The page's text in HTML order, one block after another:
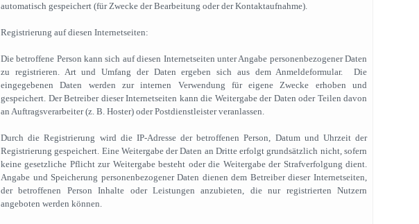
automatisch gespeichert (für Zwecke der Bearbeitung oder der Kontaktaufnahme).
Registrierung auf diesen Internetseiten:
Die betroffene Person kann sich auf diesen Internetseiten unter Angabe personenbezogener Daten
zu registrieren. Art und Umfang der Daten ergeben sich aus dem Anmeldeformular. Die
eingegebenen Daten werden zur internen Verwendung für eigene Zwecke erhoben und
gespeichert. Der Betreiber dieser Internetseiten kann die Weitergabe der Daten oder Teilen davon
an Auftragsverarbeiter (z. B. Hoster) oder Postdienstleister veranlassen.
Durch die Registrierung wird die IP-Adresse der betroffenen Person, Datum und Uhrzeit der
Registrierung gespeichert. Eine Weitergabe der Daten an Dritte erfolgt grundsätzlich nicht, sofern
keine gesetzliche Pflicht zur Weitergabe besteht oder die Weitergabe der Strafverfolgung dient.
Angabe und Speicherung personenbezogener Daten dienen dem Betreiber dieser Internetseiten,
der betroffenen Person Inhalte oder Leistungen anzubieten, die nur registrierten Nutzern
angeboten werden können.